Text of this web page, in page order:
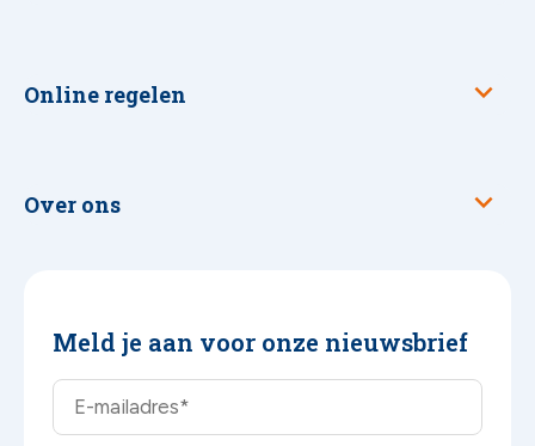
Online regelen
Over ons
Meld je aan voor onze nieuwsbrief